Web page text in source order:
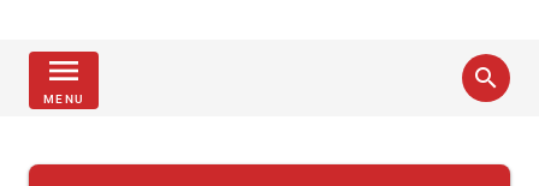
menu
MENU
search